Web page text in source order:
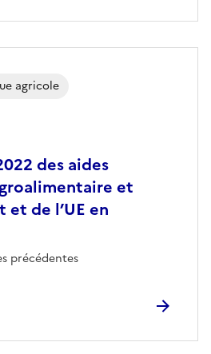
des aides
et
de l’UE en
précédentes
agricole